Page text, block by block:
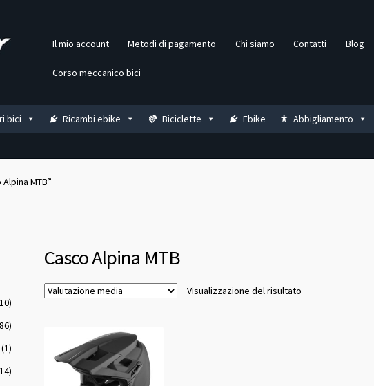
Il mio account Metodi di pagamento Chi siamo Contatti Blog
Corso meccanico bici
bici Ricambi ebike Biciclette Ebike Abbigliamento
MTB”
Casco Alpina MTB
Visualizzazione del risultato
(1)